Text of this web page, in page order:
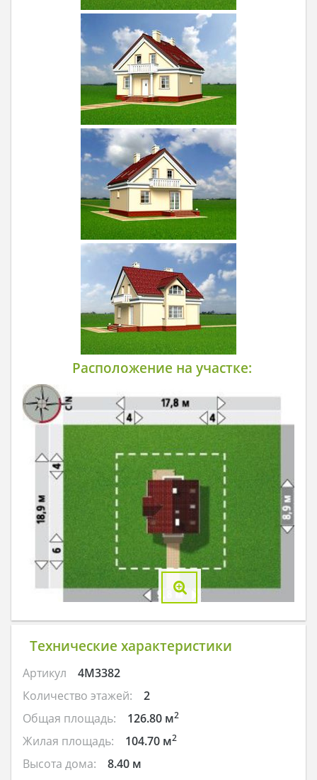
Расположение на участке:
Технические характеристики
Артикул
4M3382
Количество этажей:
2
Общая площадь:
126.80 м2
Жилая площадь: 104.70 м2
Высота дома:
8.40 м